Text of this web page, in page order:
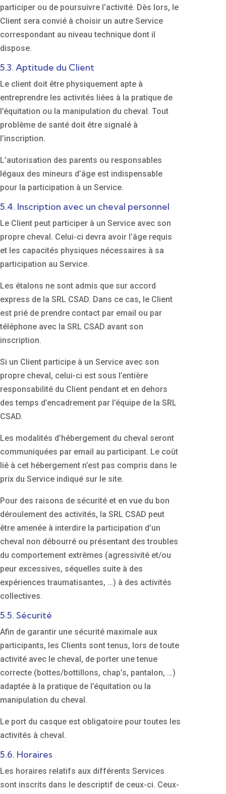
participer ou de poursuivre l’activité. Dès lors, le
Client sera convié à choisir un autre Service
correspondant au niveau technique dont il
dispose.
5.3. Aptitude du Client
Le client doit être physiquement apte à
entreprendre les activités liées à la pratique de
l’équitation ou la manipulation du cheval. Tout
problème de santé doit être signalé à
l’inscription.
L’autorisation des parents ou responsables
légaux des mineurs d’âge est indispensable
pour la participation à un Service.
5.4. Inscription avec un cheval personnel
Le Client peut participer à un Service avec son
propre cheval. Celui-ci devra avoir l’âge requis
et les capacités physiques nécessaires à sa
participation au Service.
Les étalons ne sont admis que sur accord
express de la SRL CSAD. Dans ce cas, le Client
est prié de prendre contact par email ou par
téléphone avec la SRL CSAD avant son
inscription.
Si un Client participe à un Service avec son
propre cheval, celui-ci est sous l’entière
responsabilité du Client pendant et en dehors
des temps d’encadrement par l’équipe de la SRL
CSAD.
Les modalités d’hébergement du cheval seront
communiquées par email au participant. Le coût
lié à cet hébergement n’est pas compris dans le
prix du Service indiqué sur le site.
Pour des raisons de sécurité et en vue du bon
déroulement des activités, la SRL CSAD peut
être amenée à interdire la participation d’un
cheval non débourré ou présentant des troubles
du comportement extrêmes (agressivité et/ou
peur excessives, séquelles suite à des
expériences traumatisantes, …) à des activités
collectives.
5.5. Sécurité
Afin de garantir une sécurité maximale aux
participants, les Clients sont tenus, lors de toute
activité avec le cheval, de porter une tenue
correcte (bottes/bottillons, chap’s, pantalon, …)
adaptée à la pratique de l’équitation ou la
manipulation du cheval.
Le port du casque est obligatoire pour toutes les
activités à cheval.
5.6. Horaires
Les horaires relatifs aux différents Services
sont inscrits dans le descriptif de ceux-ci. Ceux-